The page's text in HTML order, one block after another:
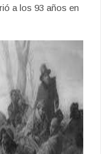
a los 93 años en